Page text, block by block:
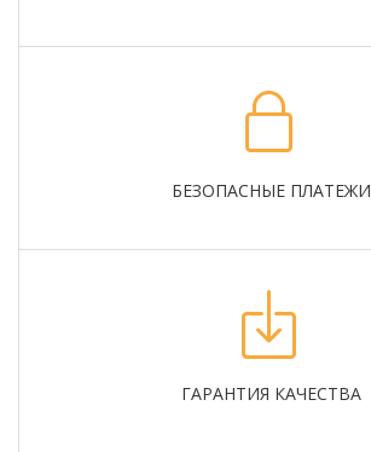
БЕЗОПАСНЫЕ ПЛАТЕЖИ
ГАРАНТИЯ КАЧЕСТВА